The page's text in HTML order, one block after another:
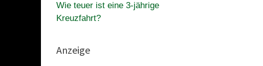
Wie teuer ist eine 3-jährige
Kreuzfahrt?
Anzeige